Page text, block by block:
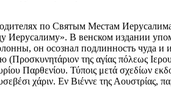
по Святым Местам
В венском издании
он осознал подлинность чуда
της αγίας πόλεως
Παρθενίου. Τύποις μετά σχεδίων
χάριν. Εν Βιέννε της